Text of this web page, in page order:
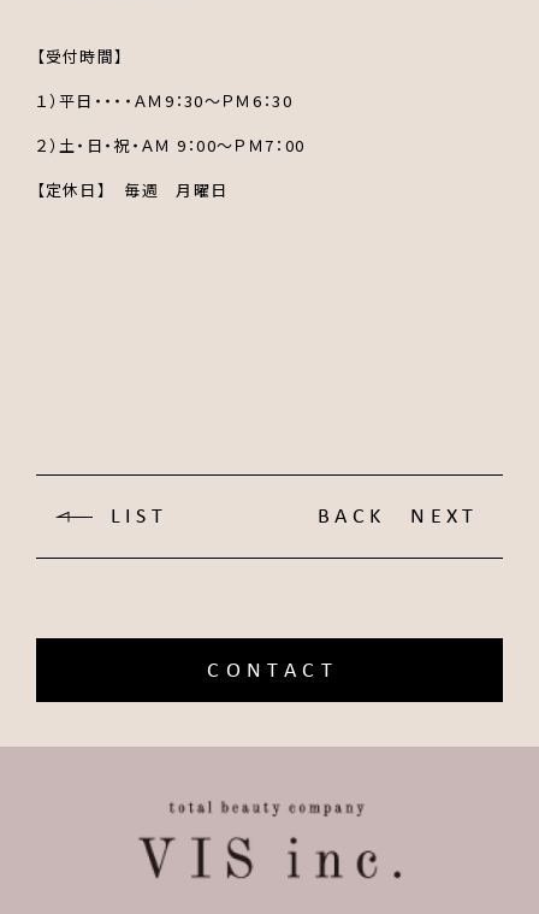
【受付時間】
１）平日・・・・ＡＭ9：30～ＰＭ6：30
２）土・日・祝・ＡＭ 9：00～ＰＭ7：00
【定休日】 毎週 月曜日
LIST BACK NEXT
CONTACT